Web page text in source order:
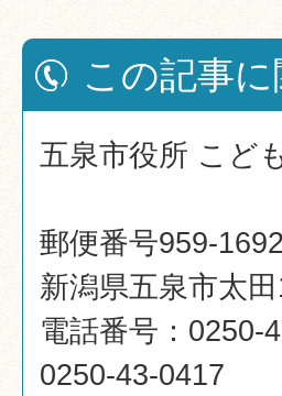
この記事
五泉市役所 こど
郵便番号959-1692
新潟県五泉市太
電話番号：
0250-43-0417